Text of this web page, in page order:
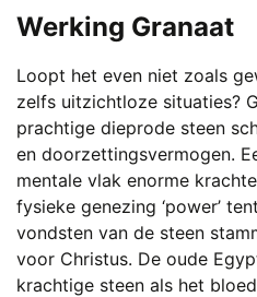
Werking Granaat
Loopt het even niet zoals
zelfs uitzichtloze situaties?
prachtige dieprode steen
en doorzettingsvermogen.
mentale vlak enorme
fysieke genezing ‘power’
vondsten van de steen
voor Christus. De oude
krachtige steen als het